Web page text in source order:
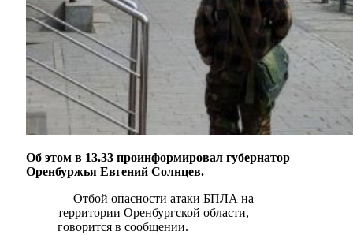
Об этом в 13.33 проинформировал губернатор
Оренбуржья Евгений Солнцев.
— Отбой опасности атаки БПЛА на
территории Оренбургской области, —
говорится в сообщении.